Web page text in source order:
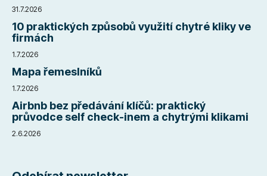
31.7.2026
10 praktických způsobů využití chytré kliky ve
firmách
1.7.2026
Mapa řemeslníků
1.7.2026
Airbnb bez předávání klíčů: praktický
průvodce self check-inem a chytrými klikami
2.6.2026